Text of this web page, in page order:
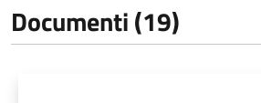
Documenti (19)